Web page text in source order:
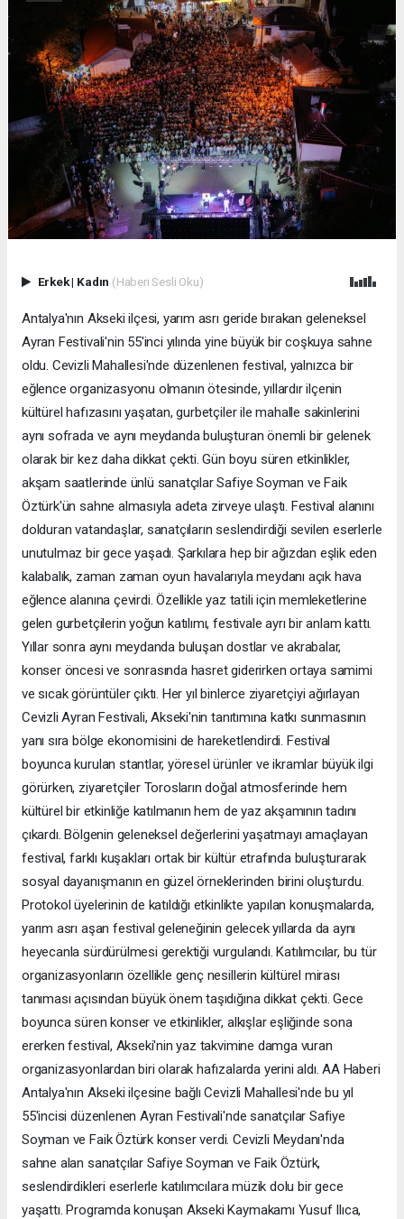
Erkek| Kadın (Haberi Sesli Oku)
Antalya'nın Akseki ilçesi, yarım asrı geride bırakan geleneksel
Ayran Festivali'nin 55'inci yılında yine büyük bir coşkuya sahne
oldu. Cevizli Mahallesi'nde düzenlenen festival, yalnızca bir
eğlence organizasyonu olmanın ötesinde, yıllardır ilçenin
kültürel hafızasını yaşatan, gurbetçiler ile mahalle sakinlerini
aynı sofrada ve aynı meydanda buluşturan önemli bir gelenek
olarak bir kez daha dikkat çekti. Gün boyu süren etkinlikler,
akşam saatlerinde ünlü sanatçılar Safiye Soyman ve Faik
Öztürk'ün sahne almasıyla adeta zirveye ulaştı. Festival alanını
dolduran vatandaşlar, sanatçıların seslendirdiği sevilen eserlerle
unutulmaz bir gece yaşadı. Şarkılara hep bir ağızdan eşlik eden
kalabalık, zaman zaman oyun havalarıyla meydanı açık hava
eğlence alanına çevirdi. Özellikle yaz tatili için memleketlerine
gelen gurbetçilerin yoğun katılımı, festivale ayrı bir anlam kattı.
Yıllar sonra aynı meydanda buluşan dostlar ve akrabalar,
konser öncesi ve sonrasında hasret giderirken ortaya samimi
ve sıcak görüntüler çıktı. Her yıl binlerce ziyaretçiyi ağırlayan
Cevizli Ayran Festivali, Akseki'nin tanıtımına katkı sunmasının
yanı sıra bölge ekonomisini de hareketlendirdi. Festival
boyunca kurulan stantlar, yöresel ürünler ve ikramlar büyük ilgi
görürken, ziyaretçiler Torosların doğal atmosferinde hem
kültürel bir etkinliğe katılmanın hem de yaz akşamının tadını
çıkardı. Bölgenin geleneksel değerlerini yaşatmayı amaçlayan
festival, farklı kuşakları ortak bir kültür etrafında buluşturarak
sosyal dayanışmanın en güzel örneklerinden birini oluşturdu.
Protokol üyelerinin de katıldığı etkinlikte yapılan konuşmalarda,
yarım asrı aşan festival geleneğinin gelecek yıllarda da aynı
heyecanla sürdürülmesi gerektiği vurgulandı. Katılımcılar, bu tür
organizasyonların özellikle genç nesillerin kültürel mirası
tanıması açısından büyük önem taşıdığına dikkat çekti. Gece
boyunca süren konser ve etkinlikler, alkışlar eşliğinde sona
ererken festival, Akseki'nin yaz takvimine damga vuran
organizasyonlardan biri olarak hafızalarda yerini aldı. AA Haberi
Antalya'nın Akseki ilçesine bağlı Cevizli Mahallesi'nde bu yıl
55'incisi düzenlenen Ayran Festivali'nde sanatçılar Safiye
Soyman ve Faik Öztürk konser verdi. Cevizli Meydanı'nda
sahne alan sanatçılar Safiye Soyman ve Faik Öztürk,
seslendirdikleri eserlerle katılımcılara müzik dolu bir gece
yaşattı. Programda konuşan Akseki Kaymakamı Yusuf Ilıca,